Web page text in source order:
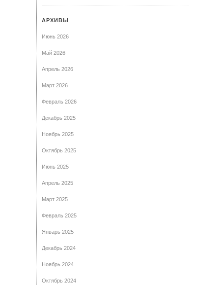
АРХИВЫ
Июнь 2026
Май 2026
Апрель 2026
Март 2026
Февраль 2026
Декабрь 2025
Ноябрь 2025
Октябрь 2025
Июнь 2025
Апрель 2025
Март 2025
Февраль 2025
Январь 2025
Декабрь 2024
Ноябрь 2024
Октябрь 2024